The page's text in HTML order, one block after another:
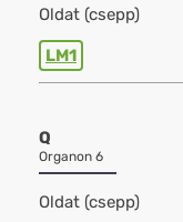
Oldat (csepp)
LM1
Q
Organon 6
Oldat (csepp)